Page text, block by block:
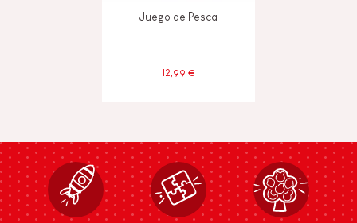
Juego de Pesca
12,99 €